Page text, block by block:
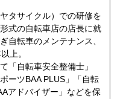
タサイクル）での研修を
式の自転車店の店長に就
自転車のメンテナンス、
上。
「自転車安全整備士」
ーツBAA PLUS」「自転
アドバイザー」などを保